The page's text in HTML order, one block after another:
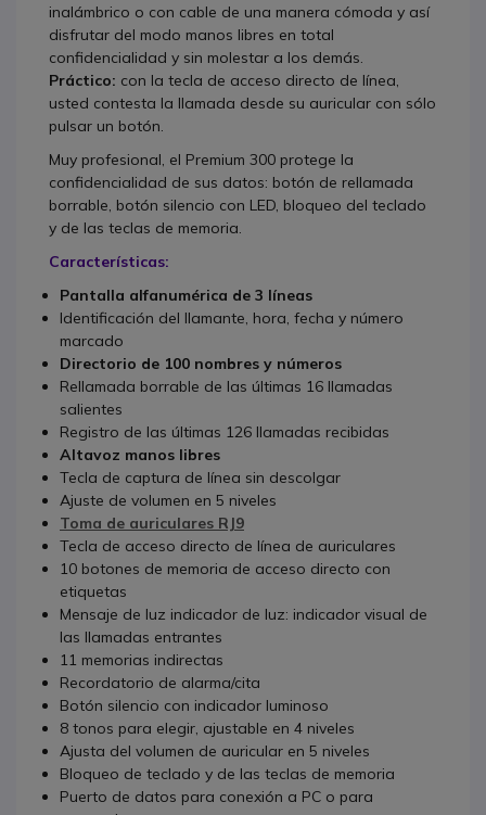
inalámbrico o con cable de una manera cómoda y así
disfrutar del modo manos libres en total
confidencialidad y sin molestar a los demás.
Práctico: con la tecla de acceso directo de línea,
usted contesta la llamada desde su auricular con sólo
pulsar un botón.
Muy profesional, el Premium 300 protege la
confidencialidad de sus datos: botón de rellamada
borrable, botón silencio con LED, bloqueo del teclado
y de las teclas de memoria.
Características:
Pantalla alfanumérica de 3 líneas
Identificación del llamante, hora, fecha y número
marcado
Directorio de 100 nombres y números
Rellamada borrable de las últimas 16 llamadas
salientes
Registro de las últimas 126 llamadas recibidas
Altavoz manos libres
Tecla de captura de línea sin descolgar
Ajuste de volumen en 5 niveles
Toma de auriculares RJ9
Tecla de acceso directo de línea de auriculares
10 botones de memoria de acceso directo con
etiquetas
Mensaje de luz indicador de luz: indicador visual de
las llamadas entrantes
11 memorias indirectas
Recordatorio de alarma/cita
Botón silencio con indicador luminoso
8 tonos para elegir, ajustable en 4 niveles
Ajusta del volumen de auricular en 5 niveles
Bloqueo de teclado y de las teclas de memoria
Puerto de datos para conexión a PC o para